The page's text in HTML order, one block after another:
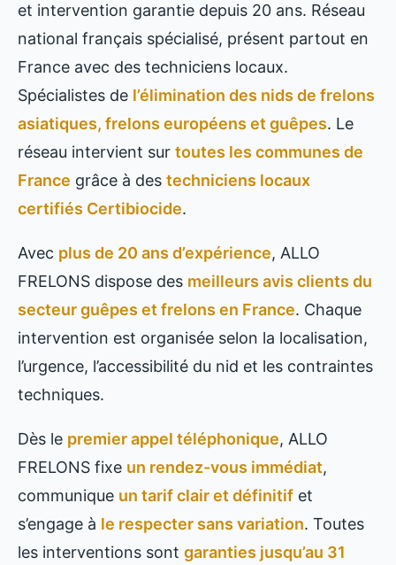
et intervention garantie depuis 20 ans. Réseau
national français spécialisé, présent partout en
France avec des techniciens locaux.
Spécialistes de l’élimination des nids de frelons
asiatiques, frelons européens et guêpes. Le
réseau intervient sur toutes les communes de
France grâce à des techniciens locaux
certifiés Certibiocide.
Avec plus de 20 ans d’expérience, ALLO
FRELONS dispose des meilleurs avis clients du
secteur guêpes et frelons en France. Chaque
intervention est organisée selon la localisation,
l’urgence, l’accessibilité du nid et les contraintes
techniques.
Dès le premier appel téléphonique, ALLO
FRELONS fixe un rendez-vous immédiat,
communique un tarif clair et définitif et
s’engage à le respecter sans variation. Toutes
les interventions sont garanties jusqu’au 31